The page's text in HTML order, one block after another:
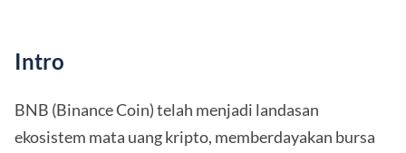
Intro
BNB (Binance Coin) telah menjadi landasan
ekosistem mata uang kripto, memberdayakan bursa